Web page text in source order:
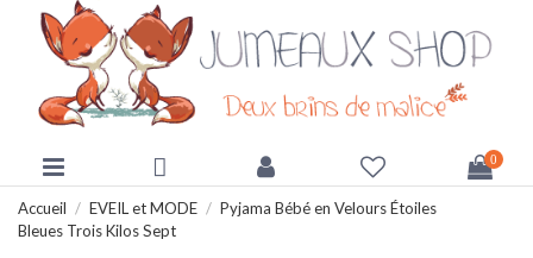
0
Accueil EVEIL et MODE
Pyjama Bébé en Velours Étoiles
Bleues Trois Kilos Sept